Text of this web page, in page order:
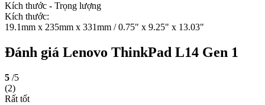
Kích thước - Trọng lượng
Kích thước:
19.1mm x 235mm x 331mm / 0.75" x 9.25" x 13.03"
Đánh giá Lenovo ThinkPad L14 Gen 1
5 /5
(2)
Rất tốt